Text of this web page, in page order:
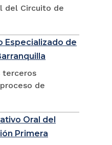
del Circuito de
Especializado de
terceros
de
Oral del
Primera